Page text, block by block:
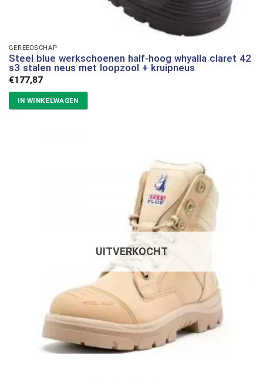
GEREEDSCHAP
Steel blue werkschoenen half-hoog whyalla claret 42
s3 stalen neus met loopzool + kruipneus
€177,87
IN WINKELWAGEN
UITVERKOCHT